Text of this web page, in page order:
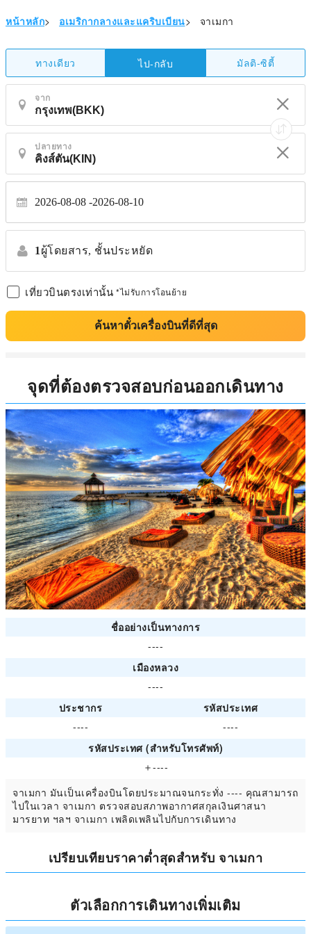
หน้าหลัก> อเมริกากลางและแคริบเบียน> จาเมกา
ทางเดียว ไป-กลับ มัลติ-ซิตี้
จาก
ปลายทาง
2026-08-08 2026-08-10
1 ผู้โดยสาร, ชั้นประหยัด
เที่ยวบินตรงเท่านั้น *ไม่รับการโอนย้าย
ค้นหาตั๋วเครื่องบินที่ดีที่สุด
จุดที่ต้องตรวจสอบก่อนออกเดินทาง
ชื่ออย่างเป็นทางการ
----
เมืองหลวง
----
ประชากร
รหัสประเทศ
----
----
รหัสประเทศ (สำหรับโทรศัพท์)
＋----
จาเมกา มันเป็นเครื่องบินโดยประมาณจนกระทั่ง ---- คุณสามารถ
ไปในเวลา จาเมกา ตรวจสอบสภาพอากาศสกุลเงินศาสนา
มารยาท ฯลฯ จาเมกา เพลิดเพลินไปกับการเดินทาง
เปรียบเทียบราคาต่ำสุดสำหรับ จาเมกา
ตัวเลือกการเดินทางเพิ่มเติม